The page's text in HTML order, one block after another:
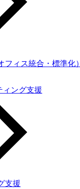
フィス統合・標準化）
ィング支援
支援